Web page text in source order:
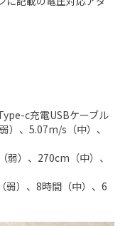
c充電USBケーブル
）、5.07m/s（中）、
）、270cm（中）、
弱）、8時間（中）、6